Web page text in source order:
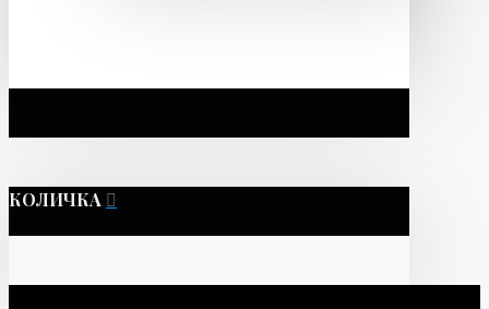
КОЛИЧКА